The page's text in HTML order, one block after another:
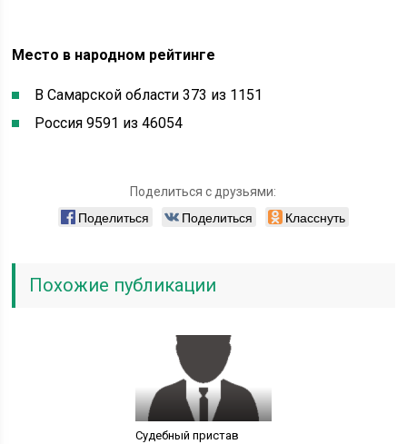
Место в народном рейтинге
В Самарской области 373 из 1151
Россия 9591 из 46054
Поделиться с друзьями:
Поделиться Поделиться Класснуть
Похожие публикации
Судебный пристав